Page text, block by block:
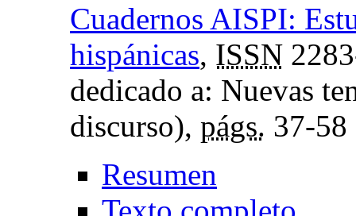
Cuadernos AISPI:
hispánicas, ISSN
dedicado a: Nuevas
discurso), págs. 37-58
Resumen